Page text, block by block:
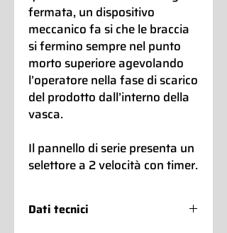
fermata, un dispositivo
meccanico fa si che le braccia
si fermino sempre nel punto
morto superiore agevolando
l’operatore nella fase di scarico
del prodotto dall’interno della
vasca.
Il pannello di serie presenta un
selettore a 2 velocità con timer.
Dati tecnici